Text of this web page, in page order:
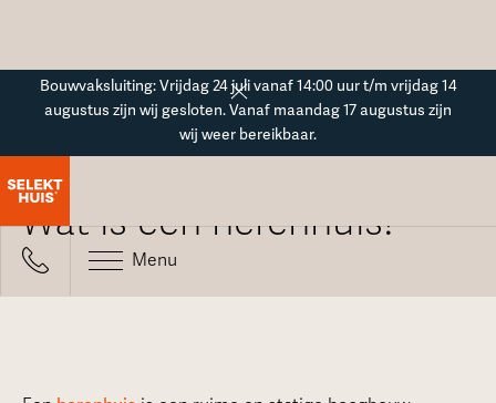
Bouwvaksluiting: Vrijdag 24 juli vanaf 14:00 uur t/m vrijdag 14
augustus zijn wij gesloten. Vanaf maandag 17 augustus zijn
wij weer bereikbaar.
Menu
Wat is een herenhuis?